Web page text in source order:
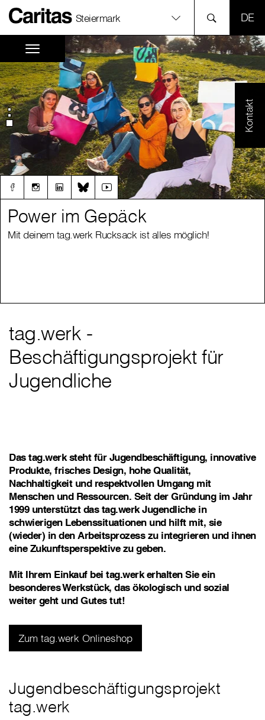
Steiermark
Kontakt
Power im Gepäck
Mit deinem tag.werk Rucksack ist alles möglich!
Power im Gepäck
Mit deinem tag.werk Rucksack ist alles möglich!
tag.werk -
Beschäftigungsprojekt für
Jugendliche
Das tag.werk steht für Jugendbeschäftigung, innovative
Produkte, frisches Design, hohe Qualität,
Nachhaltigkeit und respektvollen Umgang mit
Menschen und Ressourcen. Seit der Gründung im Jahr
1999 unterstützt das tag.werk Jugendliche in
schwierigen Lebenssituationen und hilft mit, sie
(wieder) in den Arbeitsprozess zu integrieren und ihnen
eine Zukunftsperspektive zu geben.
Mit Ihrem Einkauf bei tag.werk erhalten Sie ein
besonderes Werkstück, das ökologisch und sozial
weiter geht und Gutes tut!
Zum tag.werk Onlineshop
Jugendbeschäftigungsprojekt
tag.werk